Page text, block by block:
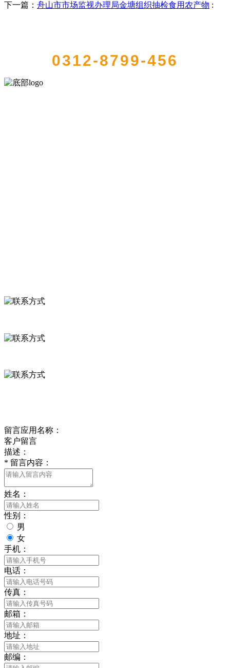
下一篇： 舟山市市场监视办理局金塘组织抽检食用农产物 :
0312-8799-456
留言应用名称：
客户留言
描述：
* 留言内容：
姓名：
性别：
男
女
手机：
电话：
传真：
邮箱：
地址：
邮编：